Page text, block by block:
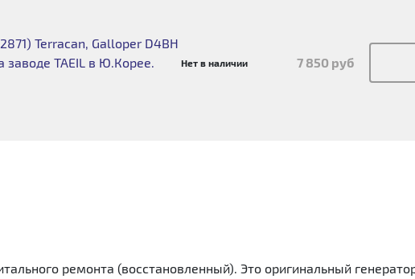
Terracan, Galloper D4BH
TAEIL в Ю.Корее.
Нет в наличии 7 850 руб
ремонта (восстановленный). Это оригинальный